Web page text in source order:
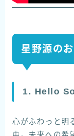
星野源の
1. Hello
心がふわっと明